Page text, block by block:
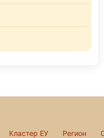
Кластер ЕУ Регион